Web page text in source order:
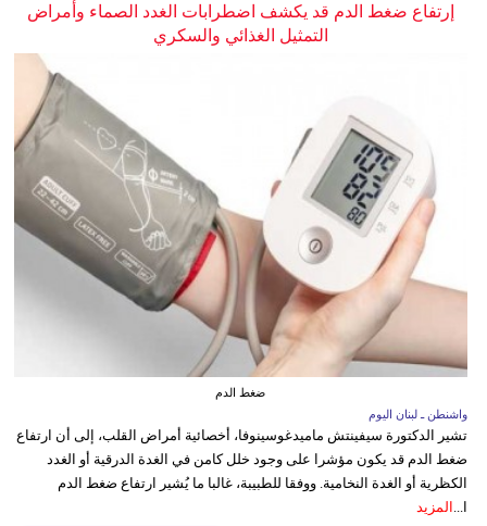
إرتفاع ضغط الدم قد يكشف اضطرابات الغدد الصماء وأمراض
التمثيل الغذائي والسكري
ضغط الدم
واشنطن ـ لبنان اليوم
تشير الدكتورة سيفينتش ماميدغوسينوفا، أخصائية أمراض القلب، إلى أن ارتفاع
ضغط الدم قد يكون مؤشرا على وجود خلل كامن في الغدة الدرقية أو الغدد
الكظرية أو الغدة النخامية. ووفقا للطبيبة، غالبا ما يُشير ارتفاع ضغط الدم
ا... المزيد